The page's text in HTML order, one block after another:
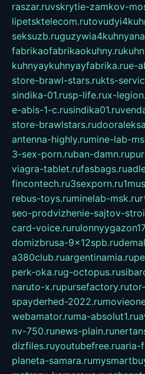
raszar.ruvskrytie-zamkov-
lipetsktelecom.ru
seksuzb.ru
fabrikaofabrikaokuhny.ru
kuhnyaykuhnyayfabrika.rue-
store-brawl-stars.rukts-
sindika-01.rusp-life.rux-
e-abis-1-c.rusindika01.ru
store-brawlstars.ru
antenna-highly.rumine-lab-
3-sex-porn.ruban-damn.ru
viagra-tablet.rufasbags.ru
fincontech.ru3sexporn.ru
rebus-toys.ruminelab-msk.ru
seo-prodvizhenie-sajtov-
card-voice.ru
domizbrusa-9x12spb.ru
a380club.ruargentinamia.ru
perk-oka.rug-octopus.ru
naruto-x.rupursefactory.ru
spayderhed-2022.ru
webamator.ruma-absolut1.ru
nv-750.runews-plain.ru
dizfiles.ruyoutubefree.ruaria-
planeta-samara.ru